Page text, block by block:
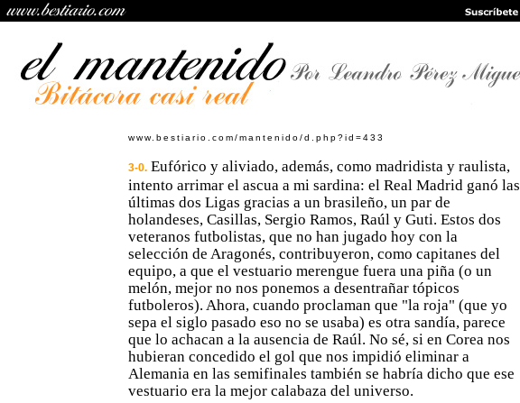
www.bestiario.com/mantenido/d.php?id=433
3-0. Eufórico y aliviado, además, como madridista y raulista,
intento arrimar el ascua a mi sardina: el Real Madrid ganó las
últimas dos Ligas gracias a un brasileño, un par de
holandeses, Casillas, Sergio Ramos, Raúl y Guti. Estos dos
veteranos futbolistas, que no han jugado hoy con la
selección de Aragonés, contribuyeron, como capitanes del
equipo, a que el vestuario merengue fuera una piña (o un
melón, mejor no nos ponemos a desentrañar tópicos
futboleros). Ahora, cuando proclaman que "la roja" (que yo
sepa el siglo pasado eso no se usaba) es otra sandía, parece
que lo achacan a la ausencia de Raúl. No sé, si en Corea nos
hubieran concedido el gol que nos impidió eliminar a
Alemania en las semifinales también se habría dicho que ese
vestuario era la mejor calabaza del universo.